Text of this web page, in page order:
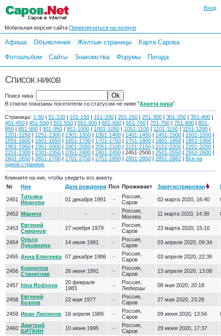
Вход
Мобильная версия сайта Переключиться на полную
Афиша Объявления Желтые страницы
Карта Сарова
Фотоальбом
Сайты Знакомства Форумы Погода
Список ников
Поиск ника:
В списке показаны посетители со статусом не ниже "Анкета ника".
Страницы: 1-50 | 51-100 | 101-150 | 151-200 | 201-250 | 251-300 | 301-350 | 351-400 |
401-450 | 451-500 | 501-550 | 551-600 | 601-650 | 651-700 | 701-750 | 751-800 | 801-
850 | 851-900 | 901-950 | 951-1000 | 1001-1050 | 1051-1100 | 1101-1150 | 1151-1200 |
1201-1250 | 1251-1300 | 1301-1350 | 1351-1400 | 1401-1450 | 1451-1500 | 1501-1550 |
1551-1600 | 1601-1650 | 1651-1700 | 1701-1750 | 1751-1800 | 1801-1850 | 1851-1900 |
1901-1950 | 1951-2000 | 2001-2050 | 2051-2100 | 2101-2150 | 2151-2200 | 2201-2250 |
2251-2300 | 2301-2350 | 2351-2400 | 2401-2450 | 2451-2500 | 2501-2550 | 2551-2600 |
2601-2650 | 2651-2700 | 2701-2750 | 2751-2800 | 2801-2850 | 2851-2882 | Все на
одной странице
Кликните на ник, чтобы увидеть его анкету.
№
Ник Дата рождения Пол Проживает Зарегистрирован
2451 Татьяна
Иванова
01 декабря 1991 -
Россия,
Саров
02 марта 2020, 16:40
2452 Марина - -
Россия,
Москва
11 марта 2020, 14:38
2453 Евгений
Смирнов
27 ноября 1979 -
Россия,
Саров
23 марта 2020, 15:10
2454 Ольга
Луковкина
14 июля 1981 -
Россия,
Саров
03 апреля 2020, 09:34
2455 Анна Елисеева 07 декабря 1986 -
Россия,
Саров
03 апреля 2020, 22:36
2456 Корнилов
Станислав
26 июня 1991 -
Россия,
Саров
13 апреля 2020, 13:08
2457 Irina Rodnova
20 февраля
1983
-
Россия,
Люберцы
08 мая 2020, 20:18
2458 Евгений
Козлов
22 мая 1977 -
Россия,
Саров
27 мая 2020, 23:28
2459 Иван Люленов 16 апреля 1989 -
Россия,
Саров
09 июня 2020, 13:56
2460 Дмитрий
БИТКИН
10 июня 1995 -
Россия,
Саров
29 июня 2020, 17:37